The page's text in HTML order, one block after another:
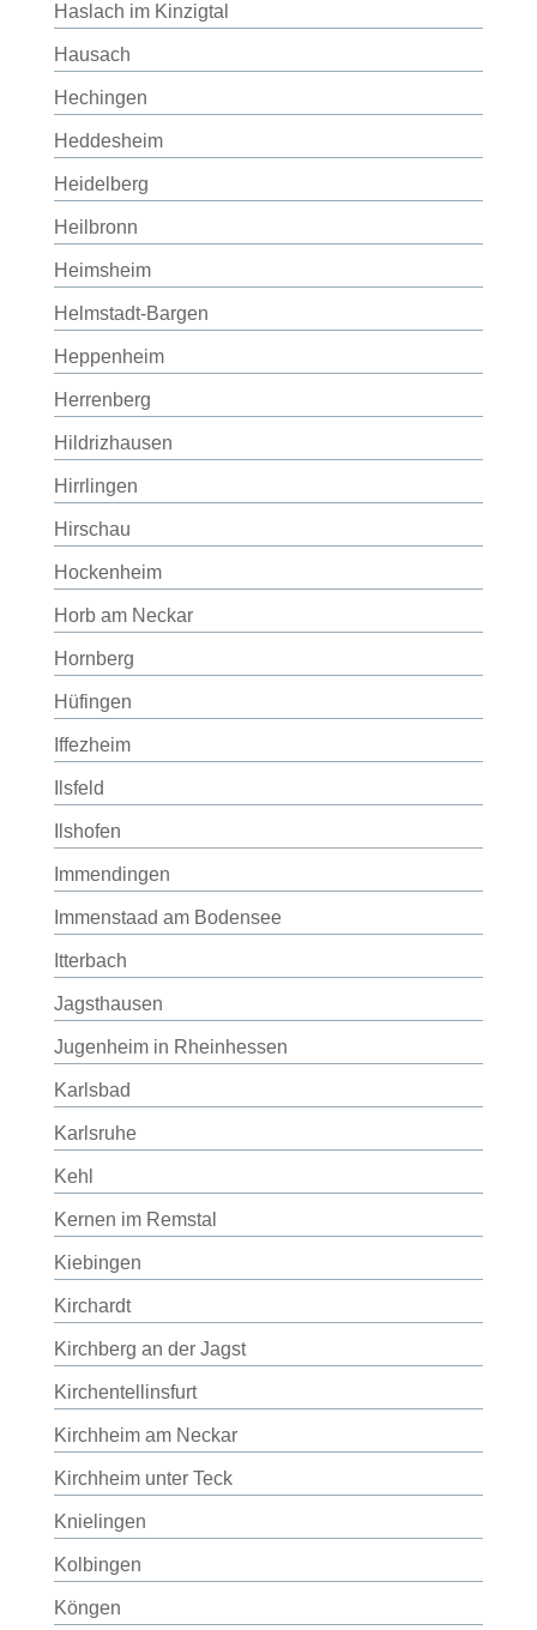
Haslach im Kinzigtal
Hausach
Hechingen
Heddesheim
Heidelberg
Heilbronn
Heimsheim
Helmstadt-Bargen
Heppenheim
Herrenberg
Hildrizhausen
Hirrlingen
Hirschau
Hockenheim
Horb am Neckar
Hornberg
Hüfingen
Iffezheim
Ilsfeld
Ilshofen
Immendingen
Immenstaad am Bodensee
Itterbach
Jagsthausen
Jugenheim in Rheinhessen
Karlsbad
Karlsruhe
Kehl
Kernen im Remstal
Kiebingen
Kirchardt
Kirchberg an der Jagst
Kirchentellinsfurt
Kirchheim am Neckar
Kirchheim unter Teck
Knielingen
Kolbingen
Köngen